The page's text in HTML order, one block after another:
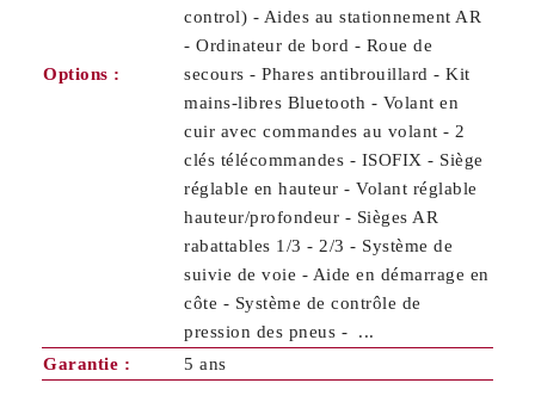
Options :
control) - Aides au stationnement AR
- Ordinateur de bord - Roue de
secours - Phares antibrouillard - Kit
mains-libres Bluetooth - Volant en
cuir avec commandes au volant - 2
clés télécommandes - ISOFIX - Siège
réglable en hauteur - Volant réglable
hauteur/profondeur - Sièges AR
rabattables 1/3 - 2/3 - Système de
suivie de voie - Aide en démarrage en
côte - Système de contrôle de
pression des pneus - ...
Garantie :
5 ans